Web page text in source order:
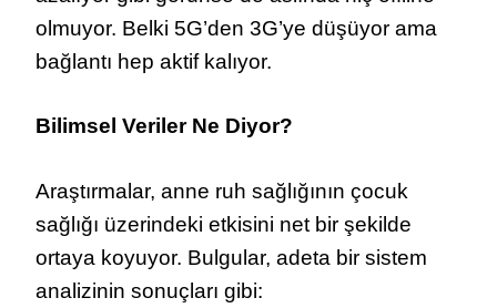
olmuyor. Belki 5G’den 3G’ye düşüyor ama
bağlantı hep aktif kalıyor.
Bilimsel Veriler Ne Diyor?
Araştırmalar, anne ruh sağlığının çocuk
sağlığı üzerindeki etkisini net bir şekilde
ortaya koyuyor. Bulgular, adeta bir sistem
analizinin sonuçları gibi: